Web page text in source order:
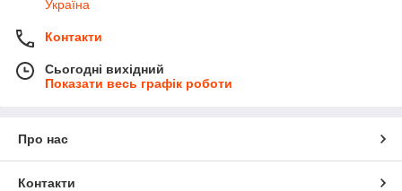
Україна
Контакти
Сьогодні вихідний
Показати весь графік роботи
Про нас
Контакти